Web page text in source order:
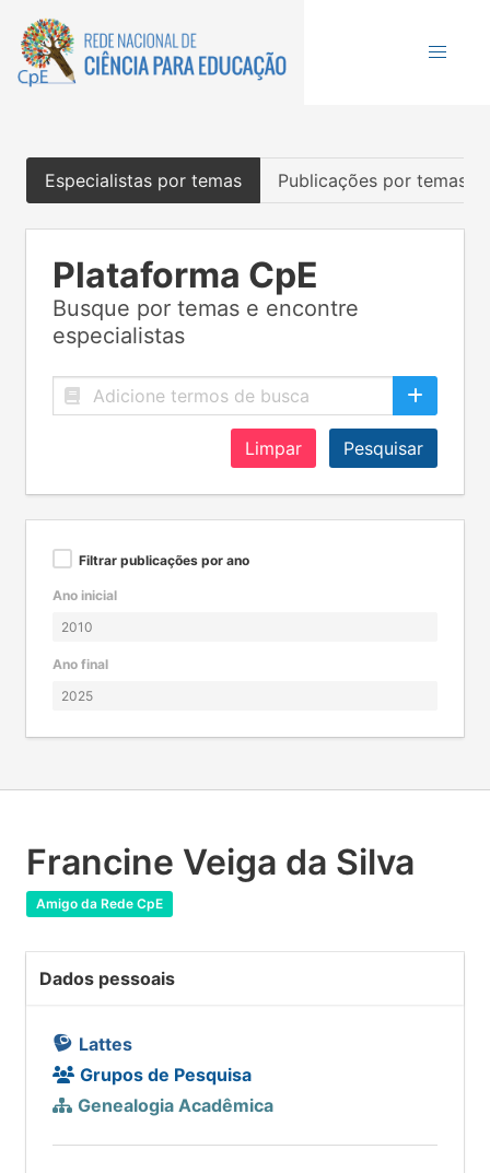
Especialistas por temas Publicações por temas
Plataforma CpE
Busque por temas e encontre
especialistas
Limpar Pesquisar
Filtrar publicações por ano
Ano inicial
Ano final
Francine Veiga da Silva
Amigo da Rede CpE
Dados pessoais
Lattes
Grupos de Pesquisa
Genealogia Acadêmica